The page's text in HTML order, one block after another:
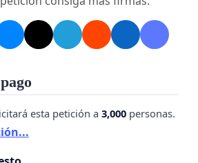
nos despedimos atentamente
y favorable respuesta.
esta petición a 3,000 personas.